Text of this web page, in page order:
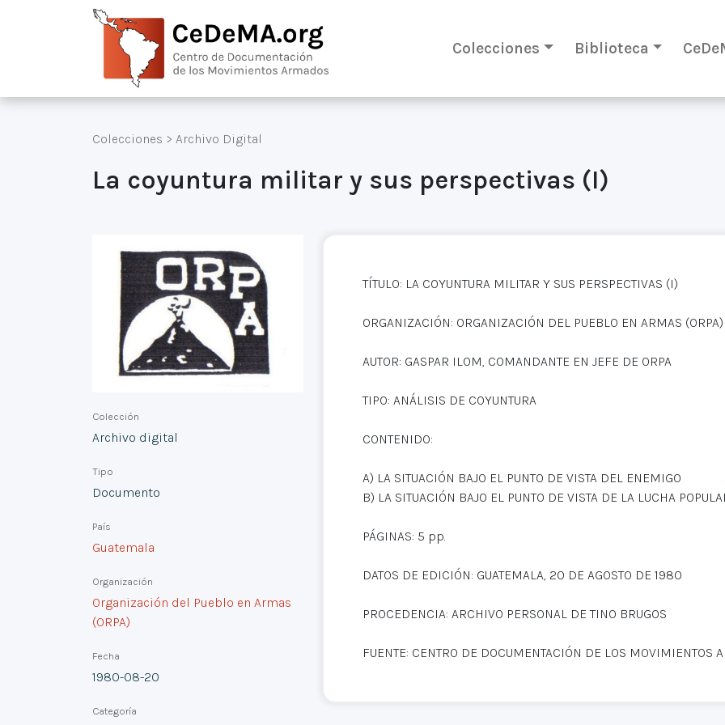
Colecciones Biblioteca
Colecciones > Archivo Digital
La coyuntura militar y sus perspectivas (I)
Colección
Archivo digital
Tipo
Documento
País
Guatemala
Organización
Organización del Pueblo en Armas
(ORPA)
Fecha
1980-08-20
Categoría
TÍTULO: LA COYUNTURA MILITAR Y SUS PERSPECTIVAS (I)
ORGANIZACIÓN: ORGANIZACIÓN DEL PUEBLO EN ARMAS (ORPA)
AUTOR: GASPAR ILOM, COMANDANTE EN JEFE DE ORPA
TIPO: ANÁLISIS DE COYUNTURA
CONTENIDO:
A) LA SITUACIÓN BAJO EL PUNTO DE VISTA DEL ENEMIGO
B) LA SITUACIÓN BAJO EL PUNTO DE VISTA DE LA LUCHA
PÁGINAS: 5 pp.
DATOS DE EDICIÓN: GUATEMALA, 20 DE AGOSTO DE 1980
PROCEDENCIA: ARCHIVO PERSONAL DE TINO BRUGOS
FUENTE: CENTRO DE DOCUMENTACIÓN DE LOS MOVIMIENTOS